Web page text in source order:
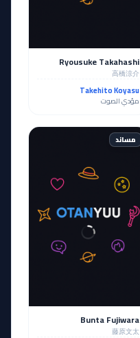
Ryousuke Takahashi
高橋涼介
Takehito Koyasu
مؤدي الصوت
مساند
Bunta Fujiwara
藤原文太